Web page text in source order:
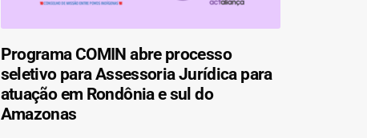
Programa COMIN abre processo
seletivo para Assessoria Jurídica para
atuação em Rondônia e sul do
Amazonas